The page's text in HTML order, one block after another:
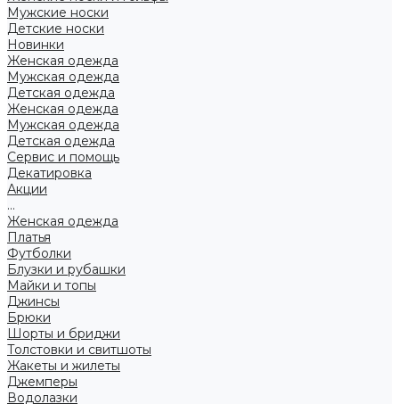
Мужские носки
Детские носки
Новинки
Женская одежда
Мужская одежда
Детская одежда
Женская одежда
Мужская одежда
Детская одежда
Сервис и помощь
Декатировка
Акции
...
Женская одежда
Платья
Футболки
Блузки и рубашки
Майки и топы
Джинсы
Брюки
Шорты и бриджи
Толстовки и свитшоты
Жакеты и жилеты
Джемперы
Водолазки